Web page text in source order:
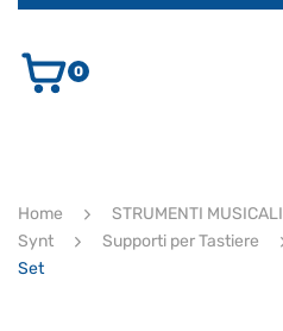
AUDIO E VIDEO
ULTIMI ARRIVI
Ricerca
prodotti
0
Home STRUMENTI MUSICALI
Synt
Supporti per Tastiere
Set